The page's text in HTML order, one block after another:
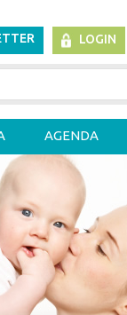
LOGIN
AGENDA